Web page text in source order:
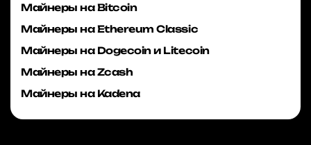
Майнеры на Bitcoin
Майнеры на Ethereum Classic
Майнеры на Dogecoin и Litecoin
Майнеры на Zcash
Майнеры на Kadena